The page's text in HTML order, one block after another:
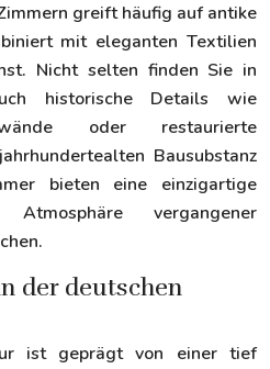
greift häufig auf antike
mit eleganten Textilien
Nicht selten finden Sie in
historische Details wie
oder restaurierte
Bausubstanz
bieten eine einzigartige
vergangener
der deutschen
ist geprägt von einer tief